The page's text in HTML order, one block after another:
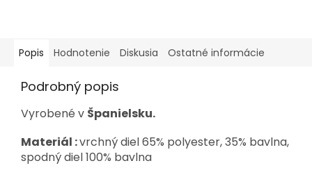
Popis Hodnotenie Diskusia Ostatné informácie
Podrobný popis
Vyrobené v Španielsku.
Materiál :vrchný diel 65% polyester, 35% bavlna,
spodný diel 100% bavlna